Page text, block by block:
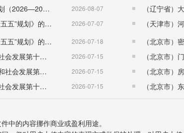
成5033万元，比上年增长11.5%。
次，比上年增长16.0%;旅游总收入实现72.5亿
径财政收入16.98亿元，比上年下降2.4%，其
亿元，比上年下降5.2%。
项存款余额309.05亿元，比上年增长14.3%。
外币各项贷款余额172.74亿元，比上年增长5.8%
9.41亿元，比上年增长0.3%;地方税收收入完成
国务院关于印发《全民健身计划（2026—2030年）》的通知 （国发〔2026〕26号） 2026-08-07
国务院关于印发《城市更新“十五五”规划》的通知（国发〔2026〕12号） 2026-07-07
国务院关于印发《国民健康“十五五”规划》的通知 （国发〔2026〕23号） 2026-07-18
（福建省）福州市国民经济和社会发展第十五个五年规划纲要 2026-07-15
（河南省）平顶山市国民经济和社会发展第十五个五年规划纲要 2026-07-15
（河南省）洛阳市国民经济和社会发展第十五个五年规划纲要 2026-07-15
中的内容挪作商业或盈利用途。